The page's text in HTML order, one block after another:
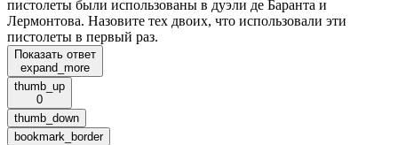
пистолеты были использованы в дуэли де Баранта и
Лермонтова. Назовите тех двоих, что использовали эти
пистолеты в первый раз.
Показать ответ
expand_more
thumb_up
0
thumb_down
bookmark_border